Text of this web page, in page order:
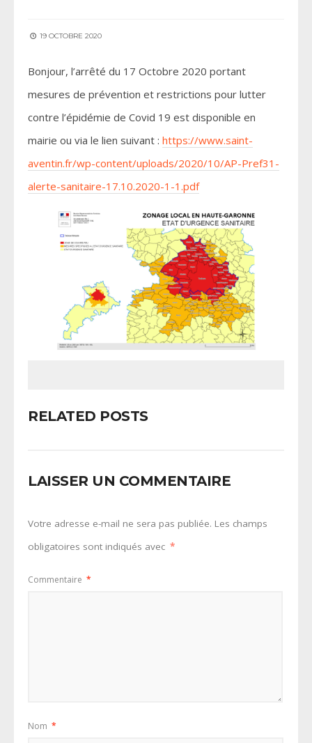
19 OCTOBRE 2020
Bonjour, l’arrêté du 17 Octobre 2020 portant
mesures de prévention et restrictions pour lutter
contre l’épidémie de Covid 19 est disponible en
mairie ou via le lien suivant : https://www.saint-
aventin.fr/wp-content/uploads/2020/10/AP-Pref31-
alerte-sanitaire-17.10.2020-1-1.pdf
RELATED POSTS
LAISSER UN COMMENTAIRE
Votre adresse e-mail ne sera pas publiée. Les champs
obligatoires sont indiqués avec *
Commentaire *
Nom *